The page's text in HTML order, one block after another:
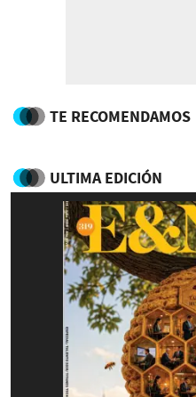
TE RECOMENDAMOS
ULTIMA EDICIÓN